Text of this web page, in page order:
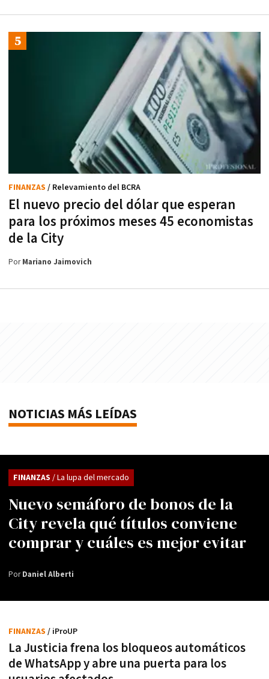
El nuevo precio del dólar que esperan
para los próximos meses 45 economistas
de la City
FINANZAS / Relevamiento del BCRA
PorMariano Jaimovich
NOTICIAS MÁS LEÍDAS
Nuevo semáforo de bonos de la
City revela qué títulos conviene
comprar y cuáles es mejor evitar
FINANZAS / La lupa del mercado
PorDaniel Alberti
La Justicia frena los bloqueos automáticos
de WhatsApp y abre una puerta para los
FINANZAS / iProUP